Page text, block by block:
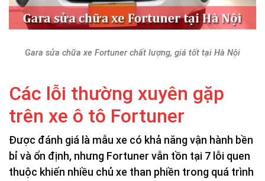
Gara sửa chữa xe Fortuner chất lượng, giá tốt tại Hà Nội
Các lỗi thường xuyên gặp
trên xe ô tô Fortuner
Được đánh giá là mẫu xe có khả năng vận hành bền
bỉ và ổn định, nhưng Fortuner vẫn tồn tại 7 lỗi quen
thuộc khiến nhiều chủ xe than phiền trong quá trình